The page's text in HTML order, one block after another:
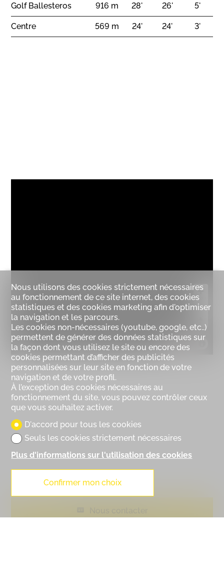
Golf Ballesteros 916 m 28' 26' 5'
Centre 569 m 24' 24' 3'
MapLibre
Nous utilisons des cookies strictement nécessaires
au fonctionnement de ce site internet, des cookies
statistiques et des cookies marketing afin d'optimiser
la navigation et les parcours.
Les cookies non-nécessaires (youtube, google, etc..)
permettent de générer des données statistiques sur
la façon dont vous utilisez le site ou encore des
cookies permettant d’afficher des publicités
personnalisées sur leur site en fonction de votre
navigation et de votre profil.
À l’exception des cookies nécessaires au
fonctionnement du site, vous pouvez contrôler ceux
que vous souhaitez activer.
D'accord pour tous les cookies
Seuls les cookies strictement nécessaires
Plus d'informations sur l'utilisation des cookies
Confirmer mon choix